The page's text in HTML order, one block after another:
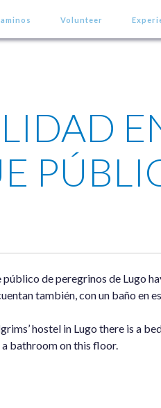
Volunteer
público de peregrinos de Lugo
también, con un baño en
hostel in Lugo there is a
bathroom on this floor.